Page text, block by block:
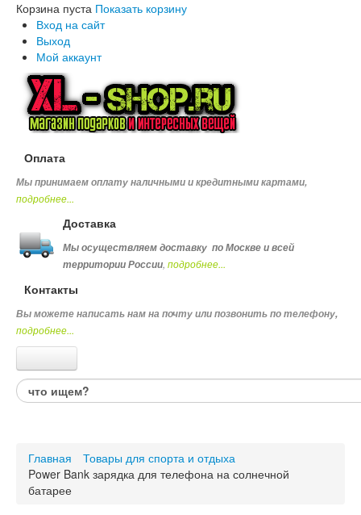
Корзина пуста Показать корзину
Вход на сайт
Выход
Мой аккаунт
Оплата
Мы принимаем оплату наличными и кредитными картами,
подробнее...
Доставка
Мы осуществляем доставку по Москве и всей
территории России, подробнее...
Контакты
Вы можете написать нам на почту или позвонить по телефону,
подробнее...
Каталог товаров
Товары для детей, игрушки
Развивающие игры, детское творчество
Главная
Товары для спорта и отдыха
Power Bank зарядка для телефона на солнечной
батарее